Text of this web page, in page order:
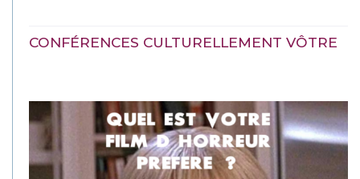
CONFÉRENCES CULTURELLEMENT VÔTRE